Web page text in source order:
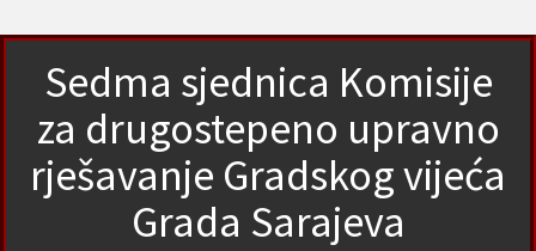
Sedma sjednica Komisije
za drugostepeno upravno
rješavanje Gradskog vijeća
Grada Sarajeva